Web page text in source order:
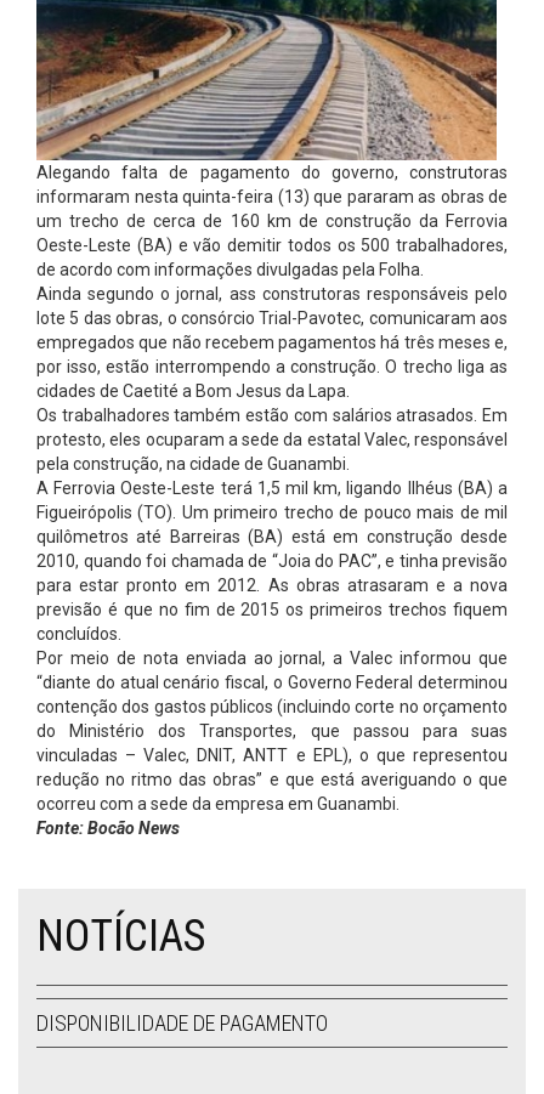
Alegando falta de pagamento do governo, construtoras
informaram nesta quinta-feira (13) que pararam as obras de
um trecho de cerca de 160 km de construção da Ferrovia
Oeste-Leste (BA) e vão demitir todos os 500 trabalhadores,
de acordo com informações divulgadas pela Folha.
Ainda segundo o jornal, ass construtoras responsáveis pelo
lote 5 das obras, o consórcio Trial-Pavotec, comunicaram aos
empregados que não recebem pagamentos há três meses e,
por isso, estão interrompendo a construção. O trecho liga as
cidades de Caetité a Bom Jesus da Lapa.
Os trabalhadores também estão com salários atrasados. Em
protesto, eles ocuparam a sede da estatal Valec, responsável
pela construção, na cidade de Guanambi.
A Ferrovia Oeste-Leste terá 1,5 mil km, ligando Ilhéus (BA) a
Figueirópolis (TO). Um primeiro trecho de pouco mais de mil
quilômetros até Barreiras (BA) está em construção desde
2010, quando foi chamada de “Joia do PAC”, e tinha previsão
para estar pronto em 2012. As obras atrasaram e a nova
previsão é que no fim de 2015 os primeiros trechos fiquem
concluídos.
Por meio de nota enviada ao jornal, a Valec informou que
“diante do atual cenário fiscal, o Governo Federal determinou
contenção dos gastos públicos (incluindo corte no orçamento
do Ministério dos Transportes, que passou para suas
vinculadas – Valec, DNIT, ANTT e EPL), o que representou
redução no ritmo das obras” e que está averiguando o que
ocorreu com a sede da empresa em Guanambi.
Fonte: Bocão News
NOTÍCIAS
DISPONIBILIDADE DE PAGAMENTO